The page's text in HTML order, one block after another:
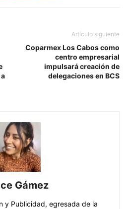
Artículo siguiente
Coparmex Los Cabos como
centro empresarial
impulsará creación de
delegaciones en BCS
Gámez
y Publicidad, egresada de la